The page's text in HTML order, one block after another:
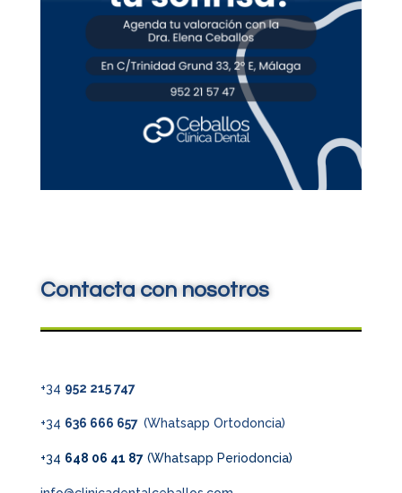
Contacta con nosotros
+34 952 215 747
+34 636 666 657 (Whatsapp Ortodoncia)
+34 648 06 41 87(Whatsapp Periodoncia)